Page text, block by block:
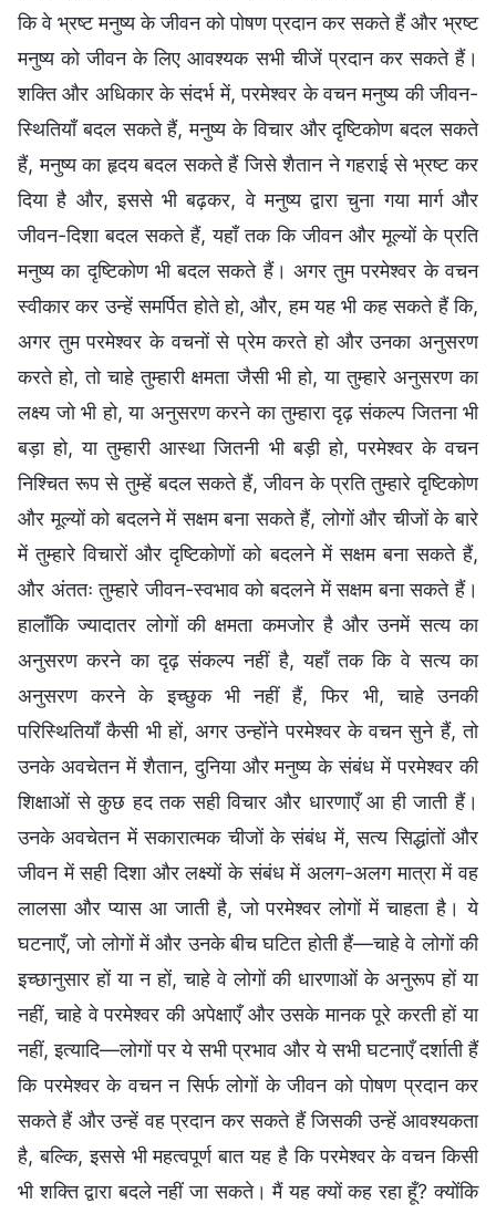
कि वे भ्रष्ट मनुष्य के जीवन को पोषण प्रदान कर सकते हैं और भ्रष्ट
मनुष्य को जीवन के लिए आवश्यक सभी चीजें प्रदान कर सकते हैं।
शक्ति और अधिकार के संदर्भ में, परमेश्वर के वचन मनुष्य की जीवन-
स्थितियाँ बदल सकते हैं, मनुष्य के विचार और दृष्टिकोण बदल सकते
हैं, मनुष्य का हृदय बदल सकते हैं जिसे शैतान ने गहराई से भ्रष्ट कर
दिया है और, इससे भी बढ़कर, वे मनुष्य द्वारा चुना गया मार्ग और
जीवन-दिशा बदल सकते हैं, यहाँ तक कि जीवन और मूल्यों के प्रति
मनुष्य का दृष्टिकोण भी बदल सकते हैं। अगर तुम परमेश्वर के वचन
स्वीकार कर उन्हें समर्पित होते हो, और, हम यह भी कह सकते हैं कि,
अगर तुम परमेश्वर के वचनों से प्रेम करते हो और उनका अनुसरण
करते हो, तो चाहे तुम्हारी क्षमता जैसी भी हो, या तुम्हारे अनुसरण का
लक्ष्य जो भी हो, या अनुसरण करने का तुम्हारा दृढ़ संकल्प जितना भी
बड़ा हो, या तुम्हारी आस्था जितनी भी बड़ी हो, परमेश्वर के वचन
निश्चित रूप से तुम्हें बदल सकते हैं, जीवन के प्रति तुम्हारे दृष्टिकोण
और मूल्यों को बदलने में सक्षम बना सकते हैं, लोगों और चीजों के बारे
में तुम्हारे विचारों और दृष्टिकोणों को बदलने में सक्षम बना सकते हैं,
और अंततः तुम्हारे जीवन-स्वभाव को बदलने में सक्षम बना सकते हैं।
हालाँकि ज्यादातर लोगों की क्षमता कमजोर है और उनमें सत्य का
अनुसरण करने का दृढ़ संकल्प नहीं है, यहाँ तक कि वे सत्य का
अनुसरण करने के इच्छुक भी नहीं हैं, फिर भी, चाहे उनकी
परिस्थितियाँ कैसी भी हों, अगर उन्होंने परमेश्वर के वचन सुने हैं, तो
उनके अवचेतन में शैतान, दुनिया और मनुष्य के संबंध में परमेश्वर की
शिक्षाओं से कुछ हद तक सही विचार और धारणाएँ आ ही जाती हैं।
उनके अवचेतन में सकारात्मक चीजों के संबंध में, सत्य सिद्धांतों और
जीवन में सही दिशा और लक्ष्यों के संबंध में अलग-अलग मात्रा में वह
लालसा और प्यास आ जाती है, जो परमेश्वर लोगों में चाहता है। ये
घटनाएँ, जो लोगों में और उनके बीच घटित होती हैं—चाहे वे लोगों की
इच्छानुसार हों या न हों, चाहे वे लोगों की धारणाओं के अनुरूप हों या
नहीं, चाहे वे परमेश्वर की अपेक्षाएँ और उसके मानक पूरे करती हों या
नहीं, इत्यादि—लोगों पर ये सभी प्रभाव और ये सभी घटनाएँ दर्शाती हैं
कि परमेश्वर के वचन न सिर्फ लोगों के जीवन को पोषण प्रदान कर
सकते हैं और उन्हें वह प्रदान कर सकते हैं जिसकी उन्हें आवश्यकता
है, बल्कि, इससे भी महत्वपूर्ण बात यह है कि परमेश्वर के वचन किसी
भी शक्ति द्वारा बदले नहीं जा सकते। मैं यह क्यों कह रहा हूँ? क्योंकि